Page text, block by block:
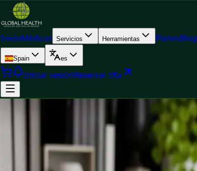
InicioMédicos Servicios Herramientas PlanesBlog
Spain es
Iniciar sesiónReservar cita